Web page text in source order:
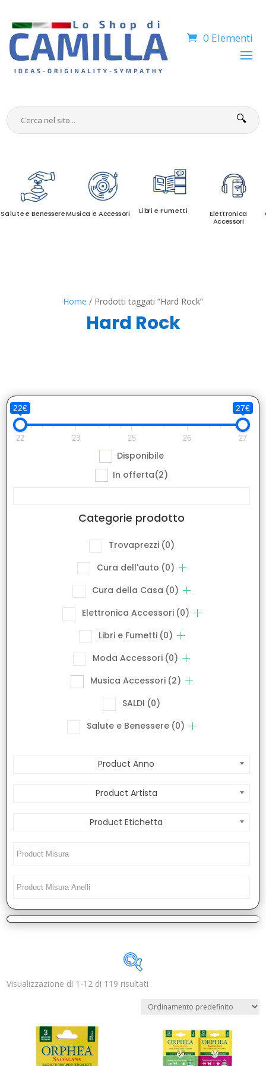
0 Elementi
🔍
Salute e BenessereMusica e Accessori Libri e Fumetti
Elettronica
Accessori
Home / Prodotti taggati “Hard Rock”
Hard Rock
22€ 27€
22 23 25 26 27
Disponibile
In offerta(2)
Categorie prodotto
Trovaprezzi (0)
Cura dell'auto (0)
Cura della Casa (0)
Elettronica Accessori (0)
Libri e Fumetti (0)
Moda Accessori (0)
Musica Accessori (2)
SALDI (0)
Salute e Benessere (0)
Product Anno
Product Artista
Product Etichetta
Categorie prodotto
Visualizzazione di 1-12 di 119 risultati